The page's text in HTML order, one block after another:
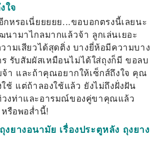
ใจ
หรอเนี่ยยยยย...ขอบอกตรงนี้เลยนะ
ามาไกลมากแล้วจ้า ลูกเล่นเยอะ
ามเสียวได้สุดติ่ง บางยี่ห้อมีความบาง
ร รับสัมผัสเหมือนไม่ได้ใส่ถุงก็มี ขอลบ
จ้า และถ้าคุณอยากให้เซ็กส์ถึงใจ คุณ
ช้ แต่ถ้าลองใช้แล้ว ยังไม่ถึงฝั่งฝัน
งท่าและอารมณ์ของคู่ขาคุณแล้ว
รือพอส่ำนี้!
งยางอนามัย เรื่องประตูหลัง ถุงยาง